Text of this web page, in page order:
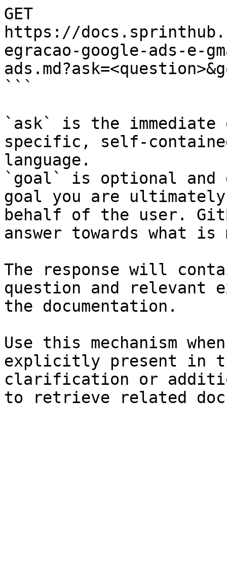
GET
https://
egracao-google-ads-e-
```
`ask` is the
specific, self-
language.
`goal` is optional and
goal you are
behalf of the user.
answer towards what
The response will
question and relevant
the documentation.
Use this mechanism
explicitly present in
clarification or